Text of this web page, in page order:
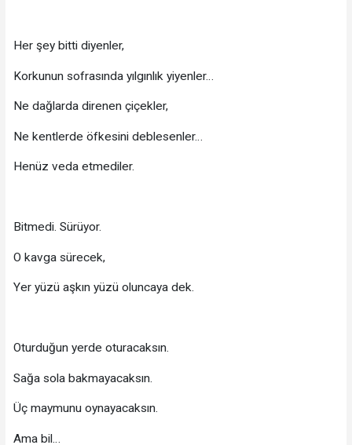
Her şey bitti diyenler,
Korkunun sofrasında yılgınlık yiyenler…
Ne dağlarda direnen çiçekler,
Ne kentlerde öfkesini deblesenler…
Henüz veda etmediler.
Bitmedi. Sürüyor.
O kavga sürecek,
Yer yüzü aşkın yüzü oluncaya dek.
Oturduğun yerde oturacaksın.
Sağa sola bakmayacaksın.
Üç maymunu oynayacaksın.
Ama bil…